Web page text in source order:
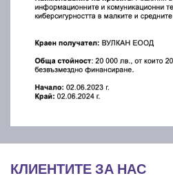
КЛИЕНТИТЕ ЗА НАС